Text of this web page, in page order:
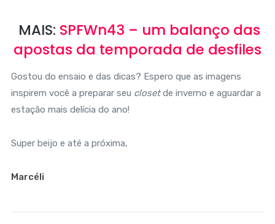
MAIS: SPFWn43 – um balanço das
apostas da temporada de desfiles
Gostou do ensaio e das dicas? Espero que as imagens
inspirem você a preparar seu closetde inverno e aguardar a
estação mais delícia do ano!
Super beijo e até a próxima,
Marcéli